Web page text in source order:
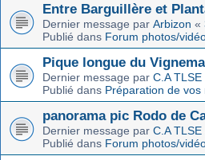
Entre Barguillère et
Dernier message par Arbizon «
Publié dans Forum photos/
Pique longue du
Dernier message par C.A TLSE
Publié dans Préparation de vos
panorama pic Rodo de
Dernier message par C.A TLSE
Publié dans Forum photos/